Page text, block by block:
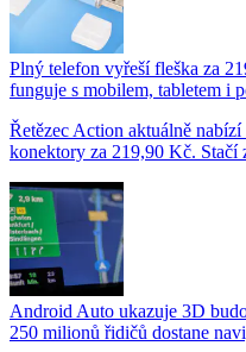
Plný telefon vyřeší fleška za
funguje s mobilem, tabletem i
Řetězec Action aktuálně
konektory za 219,90 Kč. Stačí
Android Auto ukazuje 3D
250 milionů řidičů dostane